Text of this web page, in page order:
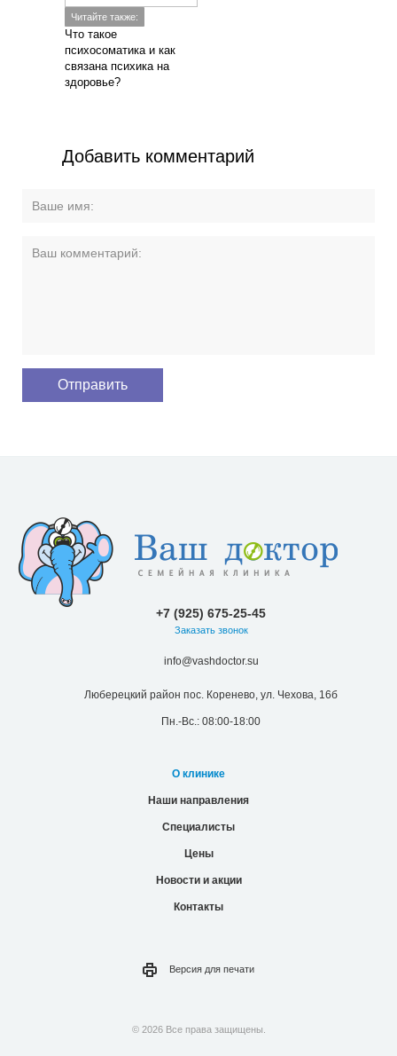
Читайте также:
Что такое
психосоматика и как
связана психика на
здоровье?
Добавить комментарий
+7 (925) 675-25-45
Заказать звонок
info@vashdoctor.su
Люберецкий район пос. Коренево, ул. Чехова, 16б
Пн.-Вс.: 08:00-18:00
О клинике
Наши направления
Специалисты
Цены
Новости и акции
Контакты
Версия для печати
© 2026 Все права защищены.